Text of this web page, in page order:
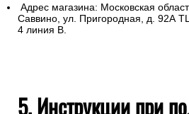
Адрес магазина: Московская
Саввино, ул. Пригородная, д. 92А
4 линия В.
5. Инструкции при